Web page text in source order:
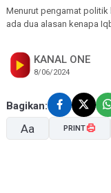
Menurut pengamat politik
ada dua alasan kenapa
KANAL ONE
8/06/2024
Bagikan:
Aa PRINT